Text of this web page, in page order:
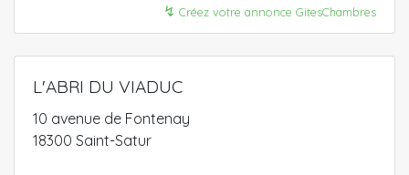
↯ Créez votre annonce GitesChambres
L'ABRI DU VIADUC
10 avenue de Fontenay
18300 Saint-Satur